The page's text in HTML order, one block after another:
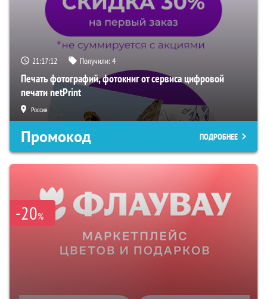
21:17:11 Получили:4
Печать фотографий, фотокниг от сервиса цифровой
печати netPrint
Россия
Промокод ПОДРОБНЕЕ
-20%